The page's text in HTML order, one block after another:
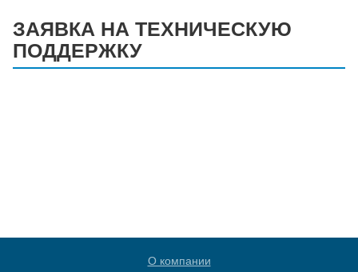
ЗАЯВКА НА ТЕХНИЧЕСКУЮ
ПОДДЕРЖКУ
О компании